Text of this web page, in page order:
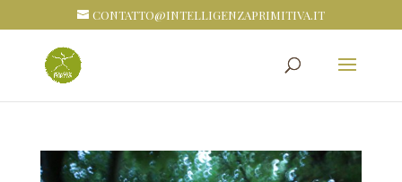
CONTATTO@INTELLIGENZAPRIMITIVA.IT